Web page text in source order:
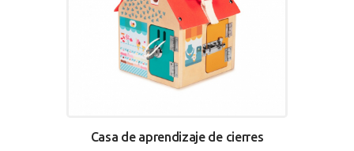
Casa de aprendizaje de cierres